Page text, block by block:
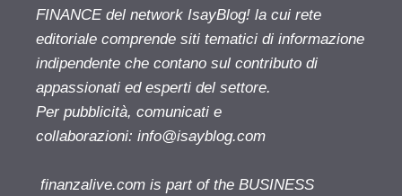
FINANCE del network IsayBlog! la cui rete
editoriale comprende siti tematici di informazione
indipendente che contano sul contributo di
appassionati ed esperti del settore.
Per pubblicità, comunicati e
collaborazioni: info@isayblog.com
finanzalive.com is part of the BUSINESS